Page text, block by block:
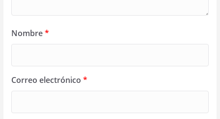
Nombre*
Correo electrónico *